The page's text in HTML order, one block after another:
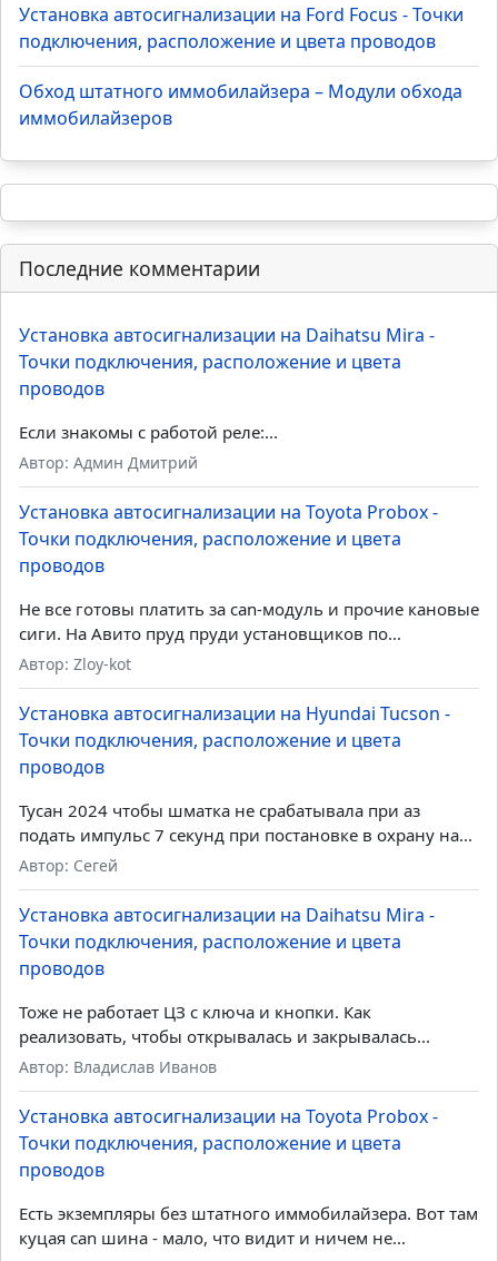
Установка автосигнализации на Ford Focus - Точки
подключения, расположение и цвета проводов
Обход штатного иммобилайзера – Модули обхода
иммобилайзеров
Последние комментарии
Установка автосигнализации на Daihatsu Mira -
Точки подключения, расположение и цвета
проводов
Если знакомы с работой реле:...
Автор: Админ Дмитрий
Установка автосигнализации на Toyota Probox -
Точки подключения, расположение и цвета
проводов
Не все готовы платить за can-модуль и прочие кановые
сиги. На Авито пруд пруди установщиков по...
Автор: Zloy-kot
Установка автосигнализации на Hyundai Tucson -
Точки подключения, расположение и цвета
проводов
Тусан 2024 чтобы шматка не срабатывала при аз
подать импульс 7 секунд при постановке в охрану на...
Автор: Сегей
Установка автосигнализации на Daihatsu Mira -
Точки подключения, расположение и цвета
проводов
Тоже не работает ЦЗ с ключа и кнопки. Как
реализовать, чтобы открывалась и закрывалась...
Автор: Владислав Иванов
Установка автосигнализации на Toyota Probox -
Точки подключения, расположение и цвета
проводов
Есть экземпляры без штатного иммобилайзера. Вот там
куцая can шина - мало, что видит и ничем не...